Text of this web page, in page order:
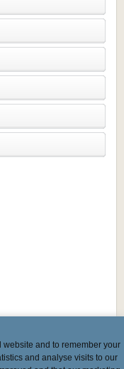
and to remember your
and analyse visits to our